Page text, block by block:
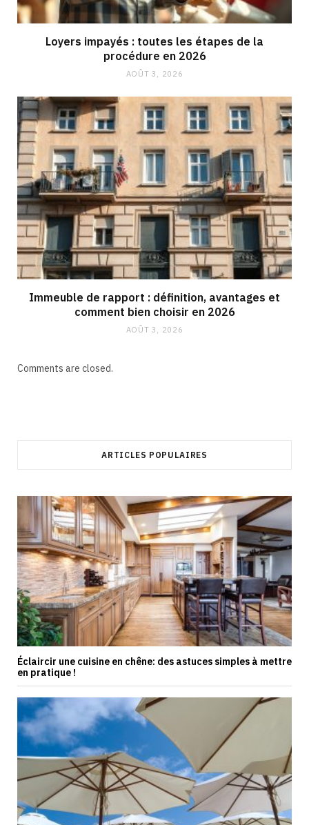
Loyers impayés : toutes les étapes de la
procédure en 2026
AOÛT 3, 2026
Immeuble de rapport : définition, avantages et
comment bien choisir en 2026
AOÛT 3, 2026
Comments are closed.
ARTICLES POPULAIRES
Éclaircir une cuisine en chêne: des astuces simples à mettre
en pratique !